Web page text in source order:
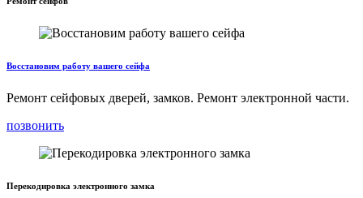
Восстановим работу вашего сейфа
Ремонт сейфовых дверей, замков. Ремонт электронной части.
позвонить
Перекодировка электронного замка